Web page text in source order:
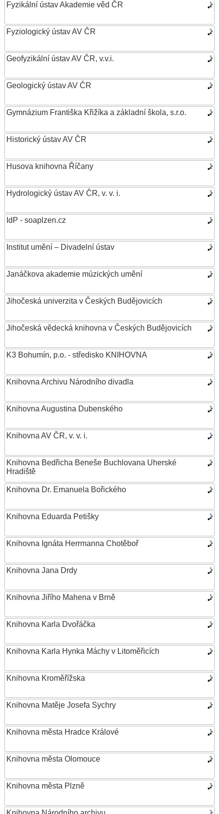
Fyzikální ústav Akademie věd ČR
Fyziologický ústav AV ČR
Geofyzikální ústav AV ČR, v.v.i.
Geologický ústav AV ČR
Gymnázium Františka Křižíka a základní škola, s.r.o.
Historický ústav AV ČR
Husova knihovna Říčany
Hydrologický ústav AV ČR, v. v. i.
IdP - soaplzen.cz
Institut umění – Divadelní ústav
Janáčkova akademie múzických umění
Jihočeská univerzita v Českých Budějovicích
Jihočeská vědecká knihovna v Českých Budějovicích
K3 Bohumín, p.o. - středisko KNIHOVNA
Knihovna Archivu Národního divadla
Knihovna Augustina Dubenského
Knihovna AV ČR, v. v. i.
Knihovna Bedřicha Beneše Buchlovana Uherské
Hradiště
Knihovna Dr. Emanuela Bořického
Knihovna Eduarda Petišky
Knihovna Ignáta Herrmanna Chotěboř
Knihovna Jana Drdy
Knihovna Jiřího Mahena v Brně
Knihovna Karla Dvořáčka
Knihovna Karla Hynka Máchy v Litoměřicích
Knihovna Kroměřížska
Knihovna Matěje Josefa Sychry
Knihovna města Hradce Králové
Knihovna města Olomouce
Knihovna města Plzně